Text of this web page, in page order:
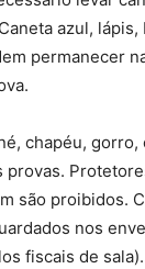
azul, lápis,
permanecer
chapéu,
provas.
são proibidos.
nos
fiscais de sala).